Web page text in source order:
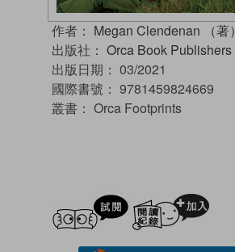
作者： Megan Clendenan （著）
出版社： Orca Book Publishers
出版日期： 03/2021
國際書號： 9781459824669
叢書： Orca Footprints
試閲